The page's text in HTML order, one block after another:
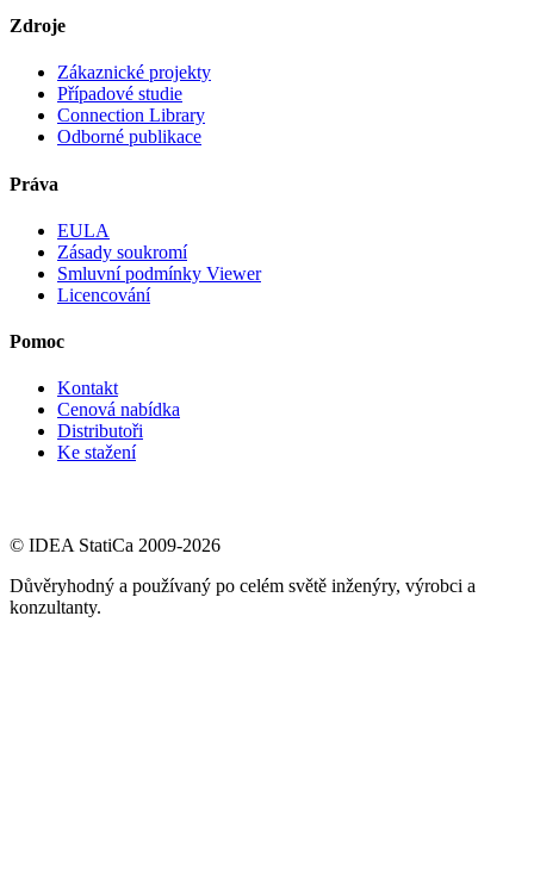
Zdroje
Zákaznické projekty
Případové studie
Connection Library
Odborné publikace
Práva
EULA
Zásady soukromí
Smluvní podmínky Viewer
Licencování
Pomoc
Kontakt
Cenová nabídka
Distributoři
Ke stažení
© IDEA StatiCa 2009-2026
Důvěryhodný a používaný po celém světě inženýry, výrobci a
konzultanty.